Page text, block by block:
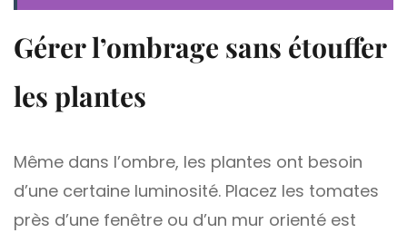
Gérer l’ombrage sans étouffer
les plantes
Même dans l’ombre, les plantes ont besoin
d’une certaine luminosité. Placez les tomates
près d’une fenêtre ou d’un mur orienté est